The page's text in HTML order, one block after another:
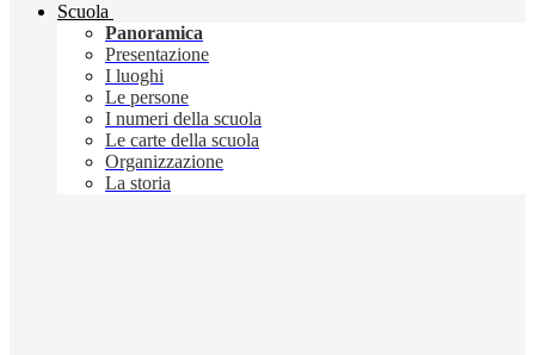
Scuola
Panoramica
Presentazione
I luoghi
Le persone
I numeri della scuola
Le carte della scuola
Organizzazione
La storia